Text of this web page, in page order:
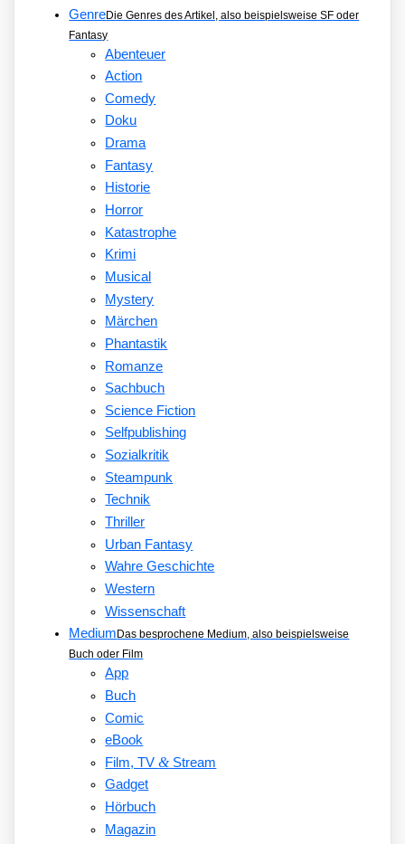
GenreDie Genres des Artikel, also beispielsweise SF oder
Fantasy
Abenteuer
Action
Comedy
Doku
Drama
Fantasy
Historie
Horror
Katastrophe
Krimi
Musical
Mystery
Märchen
Phantastik
Romanze
Sachbuch
Science Fiction
Selfpublishing
Sozialkritik
Steampunk
Technik
Thriller
Urban Fantasy
Wahre Geschichte
Western
Wissenschaft
Medium Das besprochene Medium, also beispielsweise
Buch oder Film
App
Buch
Comic
eBook
Film, TV&Stream
Gadget
Hörbuch
Magazin